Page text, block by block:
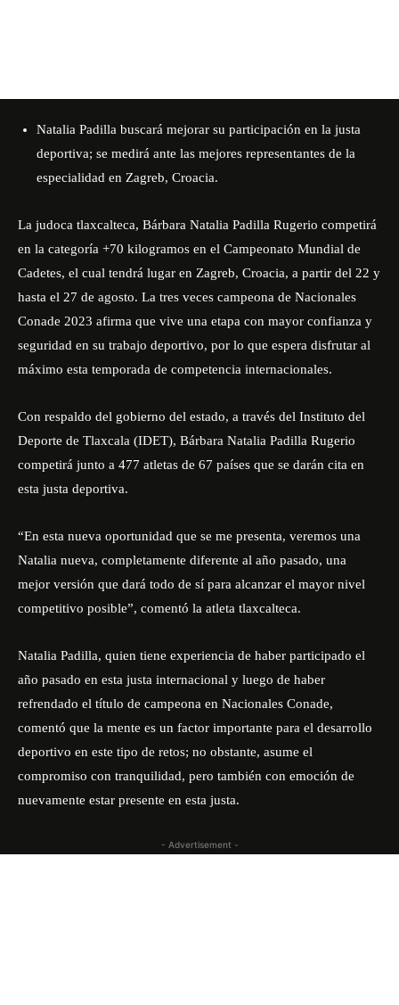
Natalia Padilla buscará mejorar su participación en la justa
deportiva; se medirá ante las mejores representantes de la
especialidad en Zagreb, Croacia.
La judoca tlaxcalteca, Bárbara Natalia Padilla Rugerio competirá
en la categoría +70 kilogramos en el Campeonato Mundial de
Cadetes, el cual tendrá lugar en Zagreb, Croacia, a partir del 22 y
hasta el 27 de agosto. La tres veces campeona de Nacionales
Conade 2023 afirma que vive una etapa con mayor confianza y
seguridad en su trabajo deportivo, por lo que espera disfrutar al
máximo esta temporada de competencia internacionales.
Con respaldo del gobierno del estado, a través del Instituto del
Deporte de Tlaxcala (IDET), Bárbara Natalia Padilla Rugerio
competirá junto a 477 atletas de 67 países que se darán cita en
esta justa deportiva.
“En esta nueva oportunidad que se me presenta, veremos una
Natalia nueva, completamente diferente al año pasado, una
mejor versión que dará todo de sí para alcanzar el mayor nivel
competitivo posible”, comentó la atleta tlaxcalteca.
Natalia Padilla, quien tiene experiencia de haber participado el
año pasado en esta justa internacional y luego de haber
refrendado el título de campeona en Nacionales Conade,
comentó que la mente es un factor importante para el desarrollo
deportivo en este tipo de retos; no obstante, asume el
compromiso con tranquilidad, pero también con emoción de
nuevamente estar presente en esta justa.
- Advertisement -